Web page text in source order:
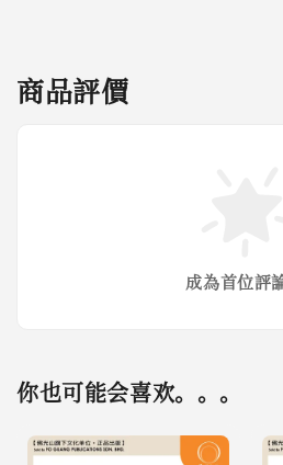
商品評價
成為首位評
你也可能会喜欢。。。